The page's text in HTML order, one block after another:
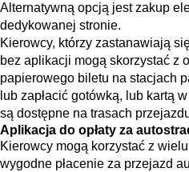
Alternatywną opcją jest zakup
dedykowanej stronie.
Kierowcy, którzy zastanawiają
bez aplikacji mogą skorzystać z
papierowego biletu na stacjach
lub zapłacić gotówką, lub kartą
są dostępne na trasach
Aplikacja do opłaty za
Kierowcy mogą korzystać z
wygodne płacenie za przejazd